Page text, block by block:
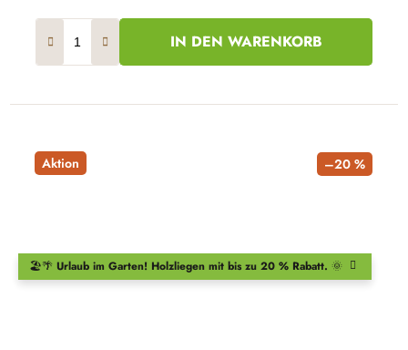
🏖️🌴 Urlaub im Garten! Holzliegen mit bis zu 20 % Rabatt. 🌞
IN DEN WARENKORB
Aktion –20 %